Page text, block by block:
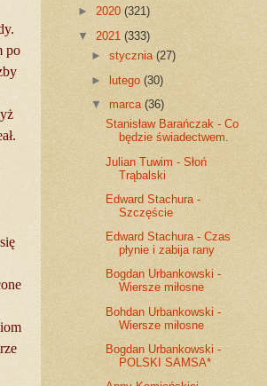
po
► 2020 (321)
▼ 2021 (333)
►stycznia(27)
► lutego(30)
▼marca(36)
Stanisław Barańczak - Co
będzie świadectwem.
Julian Tuwim - Słoń
Trąbalski
Edward Stachura -
Szczęście
Edward Stachura - Czas
płynie i zabija rany
Bogdan Urbankowski -
Wiersze miłosne
Bohdan Urbankowski -
Wiersze miłosne
Bogdan Urbankowski -
POLSKI SAMSA*